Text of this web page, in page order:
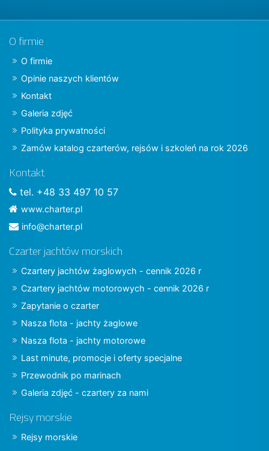
O firmie
O firmie
Opinie naszych klientów
Kontakt
Galeria zdjęć
Polityka prywatności
Zamów katalog czarterów, rejsów i szkoleń na rok 2026
Kontakt
tel. +48 33 497 10 57
www.charter.pl
info@charter.pl
Czarter jachtów morskich
Czartery jachtów żaglowych - cennik 2026 r
Czartery jachtów motorowych - cennik 2026 r
Zapytanie o czarter
Nasza flota - jachty żaglowe
Nasza flota - jachty motorowe
Last minute, promocje i oferty specjalne
Przewodnik po marinach
Galeria zdjęć - czartery za nami
Rejsy morskie
Rejsy morskie